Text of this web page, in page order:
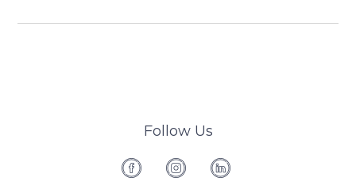
Follow Us